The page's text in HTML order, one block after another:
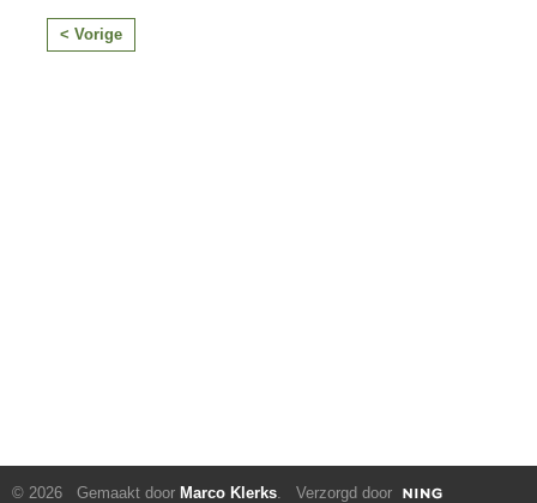
< Vorige
© 2026 Gemaakt door Marco Klerks . Verzorgd door